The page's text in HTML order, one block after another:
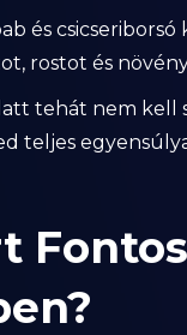
és
rostot és
tehát nem kell
teljes